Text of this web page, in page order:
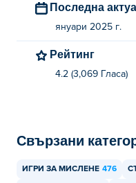
устройства и
Последна
януари 2025 г.
Рейтинг
4.2 (3,069 Гласa)
Свързани
ИГРИ ЗА МИСЛЕНЕ 476